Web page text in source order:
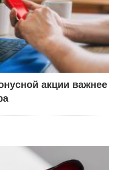
акции важнее